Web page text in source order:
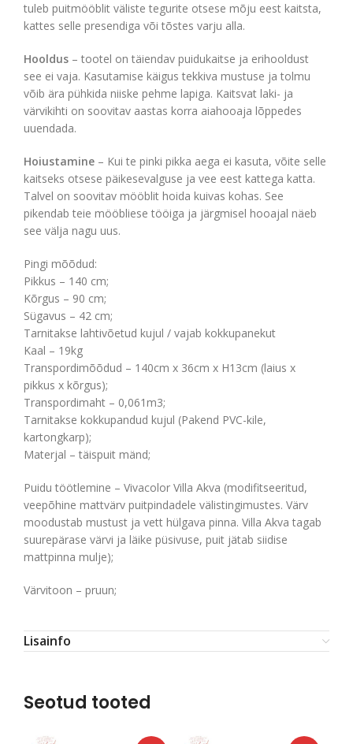
tuleb puitmööblit väliste tegurite otsese mõju eest kaitsta,
kattes selle presendiga või tõstes varju alla.
Hooldus – tootel on täiendav puidukaitse ja erihooldust
see ei vaja. Kasutamise käigus tekkiva mustuse ja tolmu
võib ära pühkida niiske pehme lapiga. Kaitsvat laki- ja
värvikihti on soovitav aastas korra aiahooaja lõppedes
uuendada.
Hoiustamine – Kui te pinki pikka aega ei kasuta, võite selle
kaitseks otsese päikesevalguse ja vee eest kattega katta.
Talvel on soovitav mööblit hoida kuivas kohas. See
pikendab teie mööbliese tööiga ja järgmisel hooajal näeb
see välja nagu uus.
Pingi mõõdud:
Pikkus – 140 cm;
Kõrgus – 90 cm;
Sügavus – 42 cm;
Tarnitakse lahtivõetud kujul / vajab kokkupanekut
Kaal – 19kg
Transpordimõõdud – 140cm x 36cm x H13cm (laius x
pikkus x kõrgus);
Transpordimaht – 0,061m3;
Tarnitakse kokkupandud kujul (Pakend PVC-kile,
kartongkarp);
Materjal – täispuit mänd;
Puidu töötlemine – Vivacolor Villa Akva (modifitseeritud,
veepõhine mattvärv puitpindadele välistingimustes. Värv
moodustab mustust ja vett hülgava pinna. Villa Akva tagab
suurepärase värvi ja läike püsivuse, puit jätab siidise
mattpinna mulje);
Värvitoon – pruun;
Lisainfo
Seotud tooted